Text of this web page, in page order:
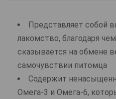
Представляет собой
лакомство, благодаря
сказывается на обмене
самочувствии питомца
Содержит
Омега-3 и Омега-6,